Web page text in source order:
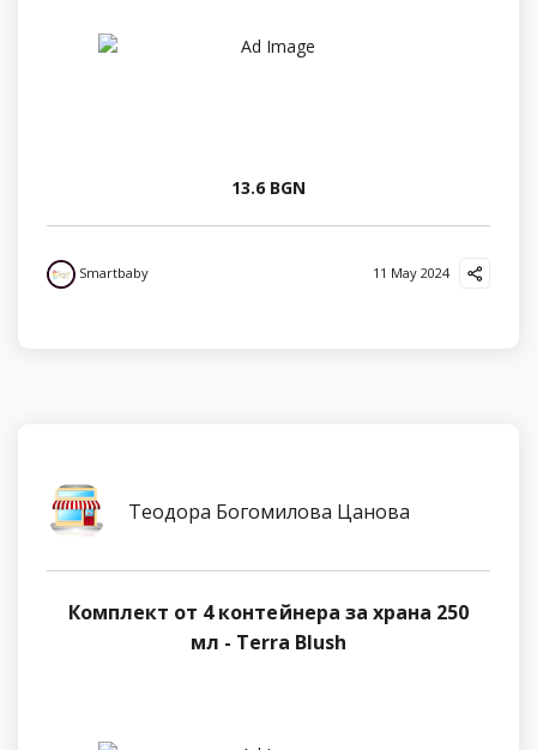
13.6 BGN
Smartbaby 11 May 2024
Теодора Богомилова Цанова
Комплект от 4 контейнера за храна 250
мл - Terra Blush